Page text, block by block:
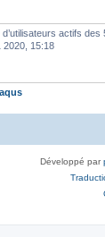
actifs des
2020, 15:18
Développé par